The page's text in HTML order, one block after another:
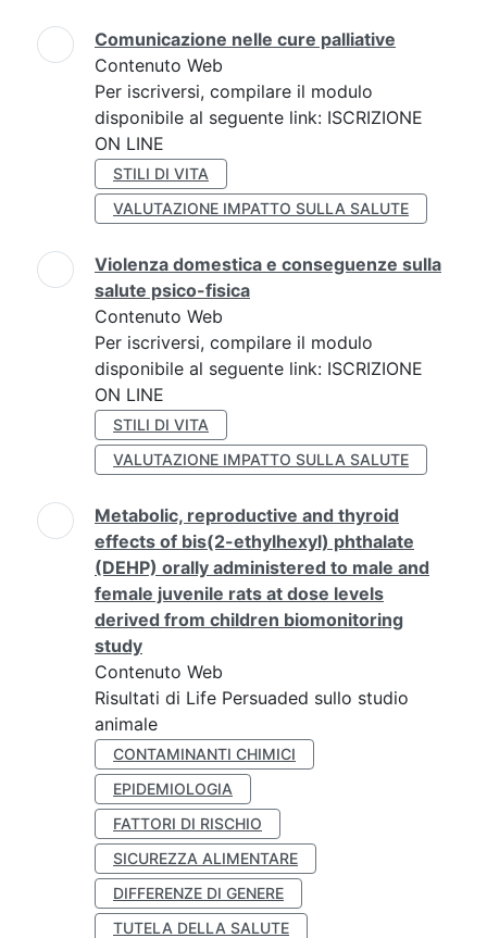
Ricerca
Comunicazione nelle cure palliative
Contenuto Web
Per iscriversi, compilare il modulo
disponibile al seguente link: ISCRIZIONE
ON LINE
STILI DI VITA
VALUTAZIONE IMPATTO SULLA SALUTE
Violenza domestica e conseguenze sulla
salute psico-fisica
Contenuto Web
Per iscriversi, compilare il modulo
disponibile al seguente link: ISCRIZIONE
ON LINE
STILI DI VITA
VALUTAZIONE IMPATTO SULLA SALUTE
Metabolic, reproductive and thyroid
effects of bis(2-ethylhexyl) phthalate
(DEHP) orally administered to male and
female juvenile rats at dose levels
derived from children biomonitoring
study
Contenuto Web
Risultati di Life Persuaded sullo studio
animale
CONTAMINANTI CHIMICI
EPIDEMIOLOGIA
FATTORI DI RISCHIO
SICUREZZA ALIMENTARE
DIFFERENZE DI GENERE
TUTELA DELLA SALUTE